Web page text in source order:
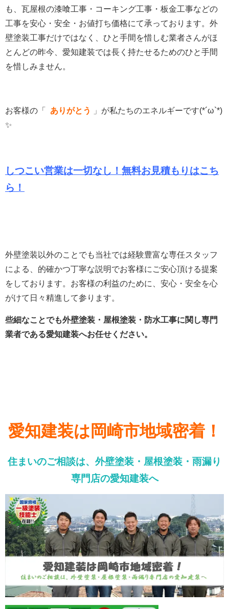
も、瓦屋根の漆喰工事・コーキング工事・板金工事などの
工事を安心・安全・お値打ち価格にて承っております。 外
壁塗装工事だけではなく、ひと手間を惜しむ業者さんがほ
とんどの昨今、愛知建装では長く持たせるためのひと手間
を惜しみません。
お客様の「 ありがとう 」 が私たちのエネルギーです(*´ω`*)
✨
しつこい営業は一切なし！無料お見積もりはこち
ら！
外壁塗装以外のことでも当社では経験豊富な専任スタッフ
による、的確かつ丁寧な説明でお客様にご安心頂ける提案
をしております。 お客様の利益のために、安心・安全を心
がけて日々精進して参ります。
些細なことでも外壁塗装・屋根塗装・防水工事に関し専門
業者である愛知建装へお任せください。
愛知建装は岡崎市地域密着！
住まいのご相談は、外壁塗装・屋根塗装・雨漏り
専門店の愛知建装へ